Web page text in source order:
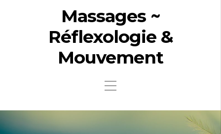
Massages ~
Réflexologie &
Mouvement